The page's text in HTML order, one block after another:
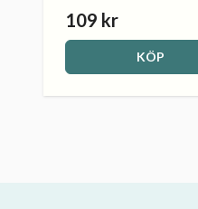
109 kr
KÖP